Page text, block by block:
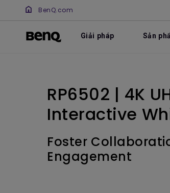
BenQ.com
Giải pháp Sản
RP6502 | 4K
Interactive
Foster
Engagement